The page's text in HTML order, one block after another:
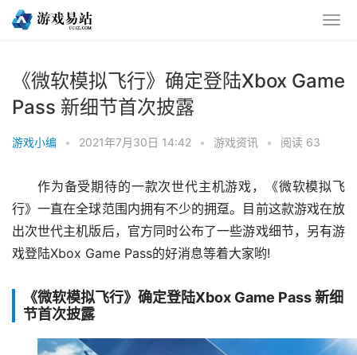
《微软模拟飞行》确定登陆Xbox Game
Pass 新细节首次披露
游戏小编 • 2021年7月30日 14:42 • 游戏资讯 • 阅读 63
作为备受期待的一款次世代主机游戏，《微软模拟飞
行》一直在全球范围内拥有不少的拥趸。目前这款游戏在放
出次世代主机版后，官方同时公布了一些游戏细节，另有游
戏登陆Xbox Game Pass的好消息等着大家哟!
《微软模拟飞行》确定登陆Xbox Game Pass 新细
节首次披露